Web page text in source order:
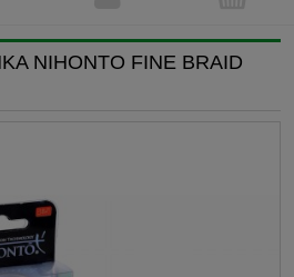
NIHONTO FINE BRAID